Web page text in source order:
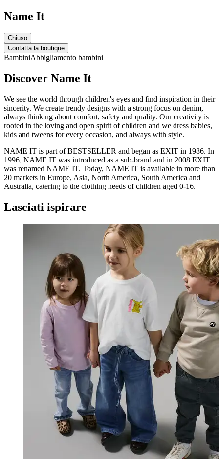
Name It
Chiuso
Contatta la boutique
BambiniAbbigliamento bambini
Discover Name It
We see the world through children's eyes and find inspiration in their
sincerity. We create trendy designs with a strong focus on denim,
always thinking about comfort, safety and quality. Our creativity is
rooted in the loving and open spirit of children and we dress babies,
kids and tweens for every occasion, and always with style.
NAME IT is part of BESTSELLER and began as EXIT in 1986. In
1996, NAME IT was introduced as a sub-brand and in 2008 EXIT
was renamed NAME IT. Today, NAME IT is available in more than
20 markets in Europe, Asia, North America, South America and
Australia, catering to the clothing needs of children aged 0-16.
Lasciati ispirare